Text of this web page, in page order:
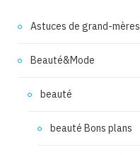
Astuces de grand-mères
Beauté&Mode
beauté
beauté Bons plans